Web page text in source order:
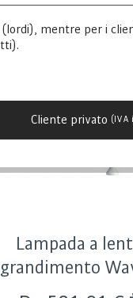
Lampada a
(lordi), mentre per i
Cliente privato (IVA